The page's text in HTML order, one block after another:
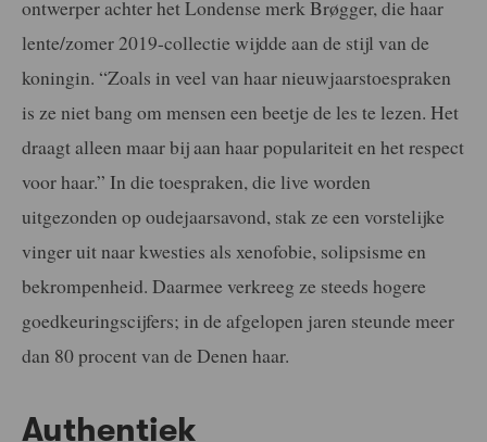
ontwerper achter het Londense merk Brøgger, die haar
lente/zomer 2019-collectie wijdde aan de stijl van de
koningin. “Zoals in veel van haar nieuwjaarstoespraken
is ze niet bang om mensen een beetje de les te lezen. Het
draagt alleen maar bij aan haar populariteit en het respect
voor haar.” In die toespraken, die live worden
uitgezonden op oudejaarsavond, stak ze een vorstelijke
vinger uit naar kwesties als xenofobie, solipsisme en
bekrompenheid. Daarmee verkreeg ze steeds hogere
goedkeuringscijfers; in de afgelopen jaren steunde meer
dan 80 procent van de Denen haar.
Authentiek